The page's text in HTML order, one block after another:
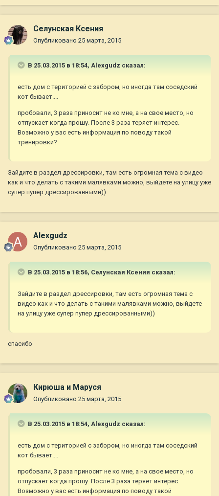
Селунская Ксения
Опубликовано 25 марта, 2015
В 25.03.2015 в 18:54, Alexgudz сказал:
есть дом с територией с забором, но иногда там соседский
кот бывает....
пробовали, 3 раза приносит не ко мне, а на свое место, но
отпускает когда прошу. После 3 раза теряет интерес.
Возможно у вас есть информация по поводу такой
тренировки?
Зайдите в раздел дрессировки, там есть огромная тема с видео
как и что делать с такими малявками можно, выйдете на улицу уже
супер пупер дрессированными))
Alexgudz
Опубликовано 25 марта, 2015
В 25.03.2015 в 18:56, Селунская Ксения сказал:
Зайдите в раздел дрессировки, там есть огромная тема с
видео как и что делать с такими малявками можно, выйдете
на улицу уже супер пупер дрессированными))
спасибо
Кирюша и Маруся
Опубликовано 25 марта, 2015
В 25.03.2015 в 18:54, Alexgudz сказал:
есть дом с територией с забором, но иногда там соседский
кот бывает....
пробовали, 3 раза приносит не ко мне, а на свое место, но
отпускает когда прошу. После 3 раза теряет интерес.
Возможно у вас есть информация по поводу такой